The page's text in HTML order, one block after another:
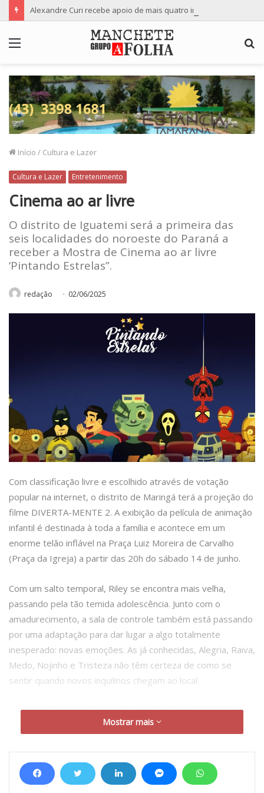
Início / Cultura e Lazer
Cultura e Lazer Entretenimento
Cinema ao ar livre
O distrito de Iguatemi será a primeira das
seis localidades do noroeste do Paraná a
receber a Mostra de Cinema ao ar livre
‘Pintando Estrelas”.
redação 02/06/2025
Com classificação livre e escolhido através de votação
popular na internet, o distrito de Maringá terá a projeção do
filme DIVERTA-MENTE 2. A exibição da película de animação
infantil é destinada à toda a família e acontece em um
enorme telão inflável na Praça Luiz Moreira de Carvalho
(Praça da Igreja) a partir das 20h do sábado 14 de junho.
Com um salto temporal, Riley se encontra mais velha,
passando pela tão temida adolescência. Junto com o
amadurecimento, a sala de controle também está passando
por uma adaptação para dar lugar a algo totalmente
inesperado: novas emoções. As já conhecidas, Alegria, Raiva,
Medo, Nojinho e Tristeza não têm certeza de como se
sentir quando novos inquilinos chegam ao local.
A Mostra de Cinema Pintando Estrelas é uma iniciativa da
Casa do Verbo Assessoria Cultural, empresa associada à
Iguatemi no dia 14, a Mostra de Cinema Pintando Estrelas
também terá outras seis exibições no mês de junho. Dias 17
e 18 em Nova Esperança, 24 e 25 em Sarandi e 27 e 28 em
Mostrar mais